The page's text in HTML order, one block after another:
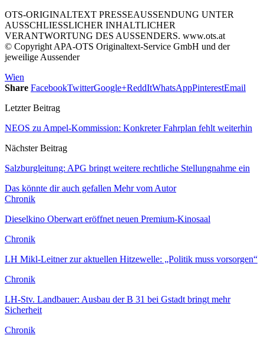
OTS-ORIGINALTEXT PRESSEAUSSENDUNG UNTER
AUSSCHLIESSLICHER INHALTLICHER
VERANTWORTUNG DES AUSSENDERS. www.ots.at
© Copyright APA-OTS Originaltext-Service GmbH und der
jeweilige Aussender
Wien
Share FacebookTwitterGoogle+ReddItWhatsAppPinterestEmail
Letzter Beitrag
NEOS zu Ampel-Kommission: Konkreter Fahrplan fehlt weiterhin
Nächster Beitrag
Salzburgleitung: APG bringt weitere rechtliche Stellungnahme ein
Das könnte dir auch gefallen Mehr vom Autor
Chronik
Dieselkino Oberwart eröffnet neuen Premium-Kinosaal
Chronik
LH Mikl-Leitner zur aktuellen Hitzewelle: „Politik muss vorsorgen“
Chronik
LH-Stv. Landbauer: Ausbau der B 31 bei Gstadt bringt mehr
Sicherheit
Chronik